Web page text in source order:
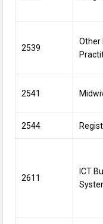
2539
Other
2541
2544
2611
ICT